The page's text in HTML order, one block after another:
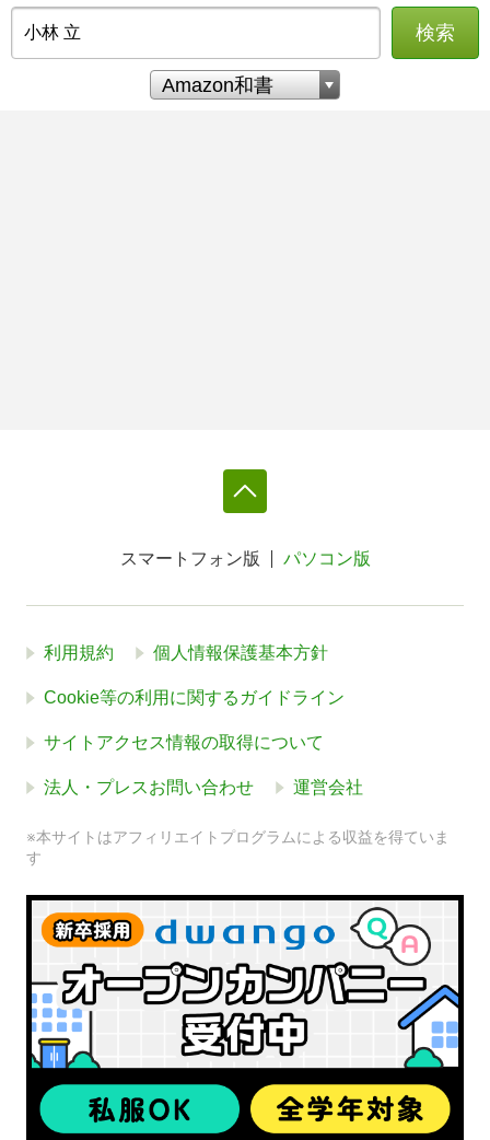
検索
スマートフォン版 パソコン版
利用規約 個人情報保護基本方針
Cookie等の利用に関するガイドライン
サイトアクセス情報の取得について
法人・プレスお問い合わせ 運営会社
※本サイトはアフィリエイトプログラムによる収益を得ていま
す